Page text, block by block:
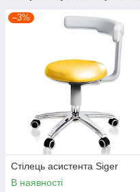
–3%
Стілець асистента Siger
В наявності